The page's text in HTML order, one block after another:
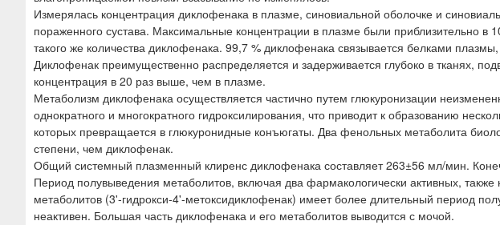
Измерялась концентрация диклофенака в плазме, синовиальной оболочке и
пораженного сустава. Максимальные концентрации в плазме были приблизительно в
такого же количества диклофенака. 99,7 % диклофенака связывается белками
Диклофенак преимущественно распределяется и задерживается глубоко в тканях,
концентрация в 20 раз выше, чем в плазме.
Метаболизм диклофенака осуществляется частично путем глюкуронизации
однократного и многократного гидроксилирования, что приводит к образованию
которых превращается в глюкуронидные конъюгаты. Два фенольных метаболита
степени, чем диклофенак.
Общий системный плазменный клиренс диклофенака составляет 263±56 мл/мин.
Период полувыведения метаболитов, включая два фармакологически активных,
метаболитов (3'-гидрокси-4'-метоксидиклофенак) имеет более длительный период
неактивен. Большая часть диклофенака и его метаболитов выводится с мочой.